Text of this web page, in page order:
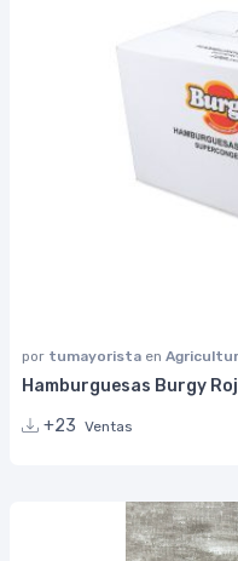
por tumayorista en
Hamburguesas Burgy
+23 Ventas